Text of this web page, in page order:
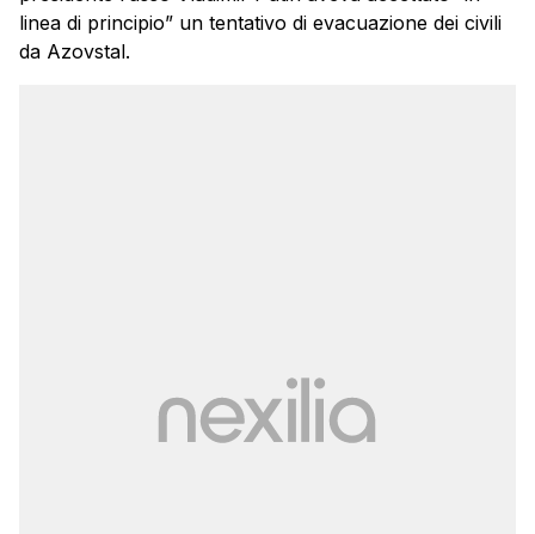
linea di principio” un tentativo di evacuazione dei civili
da Azovstal.